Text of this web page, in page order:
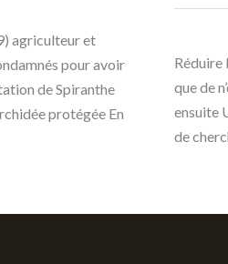
agriculteur et
pour avoir
de Spiranthe
protégée En
Réduire
que de
ensuite
de